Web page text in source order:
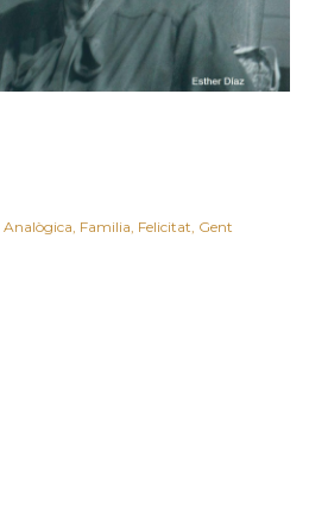
Analògica Familia Felicitat Gent